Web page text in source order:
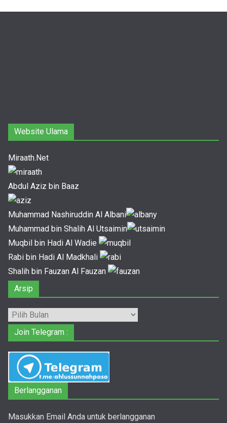
Website Ulama
Miraath.Net
Abdul Aziz bin Baaz
Muhammad Nashiruddin Al Albani
Muhammad bin Shalih Al Utsaimin
Muqbil bin Hadi Al Wadie
Rabi bin Hadi Al Madkhali
Shalih bin Fauzan Al Fauzan
Arsip
Arsip
Join Telegram :
Berlangganan
Masukkan Email Anda untuk berlangganan